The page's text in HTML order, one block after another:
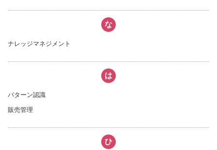
な
ナレッジマネジメント
は
パターン認識
販売管理
ひ